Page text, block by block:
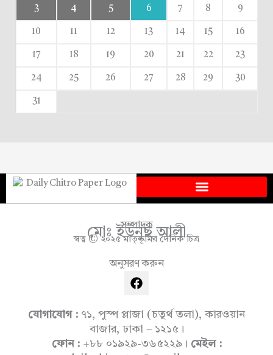
3 4 5 6 7 8 9
10 11 12 13 14 15 16
17 18 19 20 21 22 23
24 25 26 27 28 29 30
31
সম্পাদক
মোঃ ইউনুছ আলী
স্বত্ব © ২০২৫ মাতৃভূমির দৈনিক চিত্র
অনুসরণ করুন
F
a
e
b
o
যোগাযোগ : ৭১, পুস্প প্লাজা (চতুর্থ তলা), কারওয়ান
বাজার, ঢাকা – ১২১৫।
ফোন :+৮৮ ০১৯২৯-৩৬৫২২৯। মেইল :